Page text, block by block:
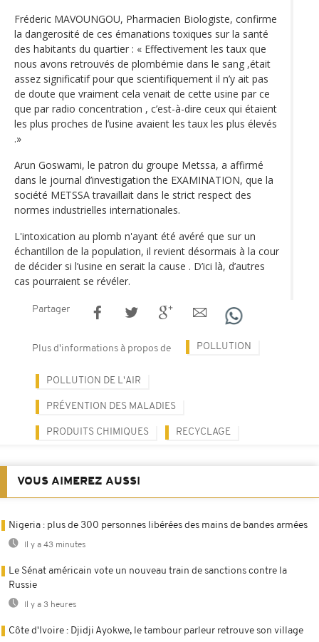
Fréderic MAVOUNGOU, Pharmacien Biologiste, confirme
la dangerosité de ces émanations toxiques sur la santé
des habitants du quartier : « Effectivement les taux que
nous avons retrouvés de plombémie dans le sang ,était
assez significatif pour que scientifiquement il n’y ait pas
de doute que vraiment cela venait de cette usine par ce
que par radio concentration , c’est-à-dire ceux qui étaient
les plus proches de l’usine avaient les taux les plus élevés
.»
Arun Goswami, le patron du groupe Metssa, a affirmé
dans le journal d’investigation the EXAMINATION, que la
société METSSA travaillait dans le strict respect des
normes industrielles internationales.
L'intoxication au plomb n'ayant été avéré que sur un
échantillon de la population, il revient désormais à la cour
de décider si l’usine en serait la cause . D’ici là, d’autres
cas pourraient se révéler.
Partager
Plus d'informations à propos de POLLUTION
POLLUTION DE L'AIR
PRÉVENTION DES MALADIES
PRODUITS CHIMIQUES RECYCLAGE
VOUS AIMEREZ AUSSI
Nigeria : plus de 300 personnes libérées des mains de bandes armées
Il y a 43 minutes
Le Sénat américain vote un nouveau train de sanctions contre la
Russie
Il y a 3 heures
Côte d'Ivoire : Djidji Ayokwe, le tambour parleur retrouve son village